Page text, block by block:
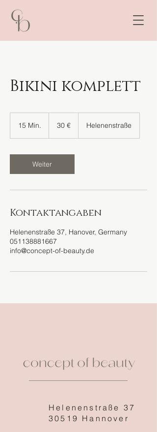
Bikini komplett
15 Min.
i
n
.
30 € Helenenstraße
Weiter
Kontaktangaben
Helenenstraße 37, Hanover, Germany
051138881667
info@concept-of-beauty.de
Helenenstraße 37
30519 Hannover